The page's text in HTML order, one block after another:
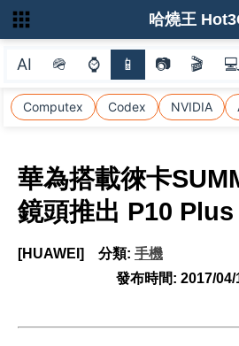
AI 🪖 ⌚ 📱 📷 🎬 💻
Computex Codex NVIDIA
哈燒王
華為搭載徠卡
鏡頭推出 P10 Plus
[HUAWEI] 分類: 手機
發布時間: 2017/